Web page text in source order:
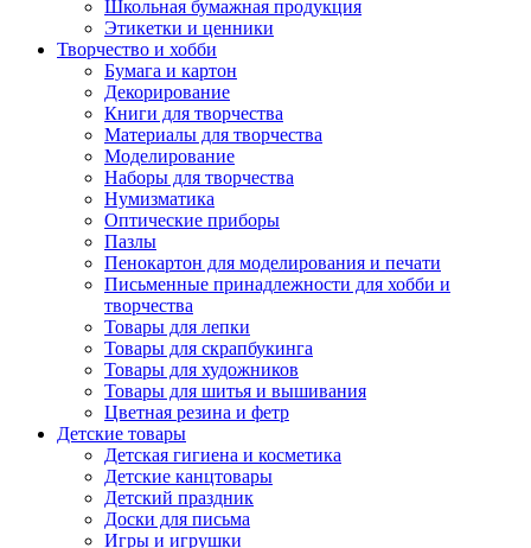
Школьная бумажная продукция
Этикетки и ценники
Творчество и хобби
Бумага и картон
Декорирование
Книги для творчества
Материалы для творчества
Моделирование
Наборы для творчества
Нумизматика
Оптические приборы
Пазлы
Пенокартон для моделирования и печати
Письменные принадлежности для хобби и
творчества
Товары для лепки
Товары для скрапбукинга
Товары для художников
Товары для шитья и вышивания
Цветная резина и фетр
Детские товары
Детская гигиена и косметика
Детские канцтовары
Детский праздник
Доски для письма
Игры и игрушки